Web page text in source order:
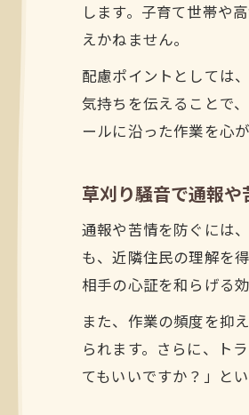
します。子育て世帯や
えかねません。
配慮ポイントとしては
気持ちを伝えることで
ールに沿った作業を心
草刈り騒音で通報
通報や苦情を防ぐには
も、近隣住民の理解を
相手の心証を和らげる
また、作業の頻度を抑
られます。さらに、ト
てもいいですか？」と